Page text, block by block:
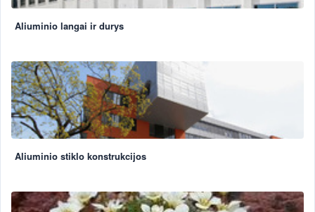
Aliuminio langai ir durys
Aliuminio stiklo konstrukcijos